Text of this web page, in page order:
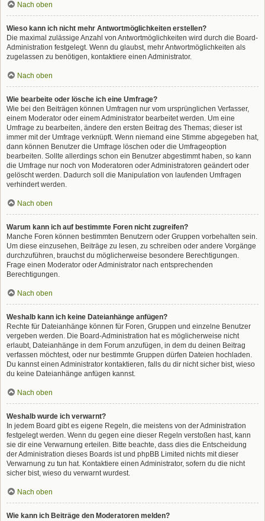
Nach oben
Wieso kann ich nicht mehr Antwortmöglichkeiten erstellen?
Die maximal zulässige Anzahl von Antwortmöglichkeiten wird durch die Board-
Administration festgelegt. Wenn du glaubst, mehr Antwortmöglichkeiten als
zugelassen zu benötigen, kontaktiere einen Administrator.
Nach oben
Wie bearbeite oder lösche ich eine Umfrage?
Wie bei den Beiträgen können Umfragen nur vom ursprünglichen Verfasser,
einem Moderator oder einem Administrator bearbeitet werden. Um eine
Umfrage zu bearbeiten, ändere den ersten Beitrag des Themas; dieser ist
immer mit der Umfrage verknüpft. Wenn niemand eine Stimme abgegeben hat,
dann können Benutzer die Umfrage löschen oder die Umfrageoption
bearbeiten. Sollte allerdings schon ein Benutzer abgestimmt haben, so kann
die Umfrage nur noch von Moderatoren oder Administratoren geändert oder
gelöscht werden. Dadurch soll die Manipulation von laufenden Umfragen
verhindert werden.
Nach oben
Warum kann ich auf bestimmte Foren nicht zugreifen?
Manche Foren können bestimmten Benutzern oder Gruppen vorbehalten sein.
Um diese einzusehen, Beiträge zu lesen, zu schreiben oder andere Vorgänge
durchzuführen, brauchst du möglicherweise besondere Berechtigungen.
Frage einen Moderator oder Administrator nach entsprechenden
Berechtigungen.
Nach oben
Weshalb kann ich keine Dateianhänge anfügen?
Rechte für Dateianhänge können für Foren, Gruppen und einzelne Benutzer
vergeben werden. Die Board-Administration hat es möglicherweise nicht
erlaubt, Dateianhänge in dem Forum anzufügen, in dem du deinen Beitrag
verfassen möchtest, oder nur bestimmte Gruppen dürfen Dateien hochladen.
Du kannst einen Administrator kontaktieren, falls du dir nicht sicher bist, wieso
du keine Dateianhänge anfügen kannst.
Nach oben
Weshalb wurde ich verwarnt?
In jedem Board gibt es eigene Regeln, die meistens von der Administration
festgelegt werden. Wenn du gegen eine dieser Regeln verstoßen hast, kann
sie dir eine Verwarnung erteilen. Bitte beachte, dass dies die Entscheidung
der Administration dieses Boards ist und phpBB Limited nichts mit dieser
Verwarnung zu tun hat. Kontaktiere einen Administrator, sofern du die nicht
sicher bist, wieso du verwarnt wurdest.
Nach oben
Wie kann ich Beiträge den Moderatoren melden?